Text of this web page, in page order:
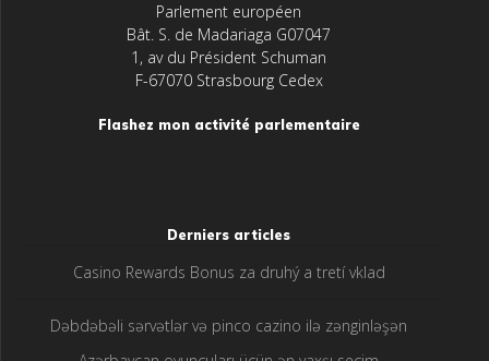
Parlement européen
Bât. S. de Madariaga G07047
1, av du Président Schuman
F-67070 Strasbourg Cedex
Flashez mon activité parlementaire
Derniers articles
Casino Rewards Bonus za druhý a tretí vklad
Dəbdəbəli sərvətlər və pinco cazino ilə zənginləşən